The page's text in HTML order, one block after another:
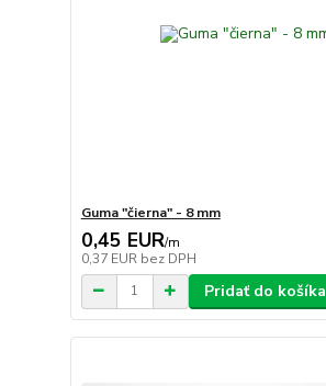
Guma "čierna" - 8 mm
0,45 EUR/m
0,37 EUR bez DPH
Pridať do košíka